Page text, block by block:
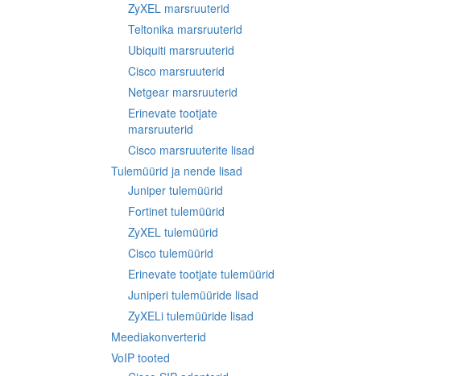
ZyXEL marsruuterid
Teltonika marsruuterid
Ubiquiti marsruuterid
Cisco marsruuterid
Netgear marsruuterid
Erinevate tootjate
marsruuterid
Cisco marsruuterite lisad
Tulemüürid ja nende lisad
Juniper tulemüürid
Fortinet tulemüürid
ZyXEL tulemüürid
Cisco tulemüürid
Erinevate tootjate tulemüürid
Juniperi tulemüüride lisad
ZyXELi tulemüüride lisad
Meediakonverterid
VoIP tooted